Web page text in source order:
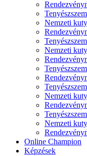
Nemzeti
Nemzeti
Nemzeti
Nemzeti
Online Champion
Képzések